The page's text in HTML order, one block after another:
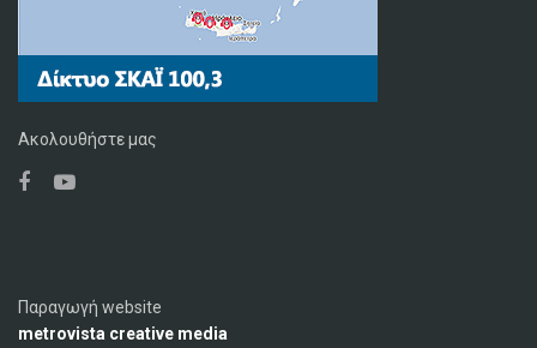
Ακολουθήστε μας
Παραγωγή website
metrovista creative media